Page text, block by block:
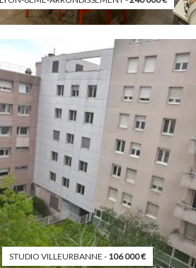
STUDIO VILLEURBANNE - 106 000€